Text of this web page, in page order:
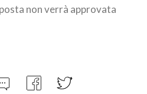
non verrà approvata